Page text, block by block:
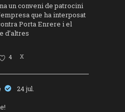
un conveni de patrocini
que ha interposat
Porta Enrere i el
d’altres
4 X
24 jul.